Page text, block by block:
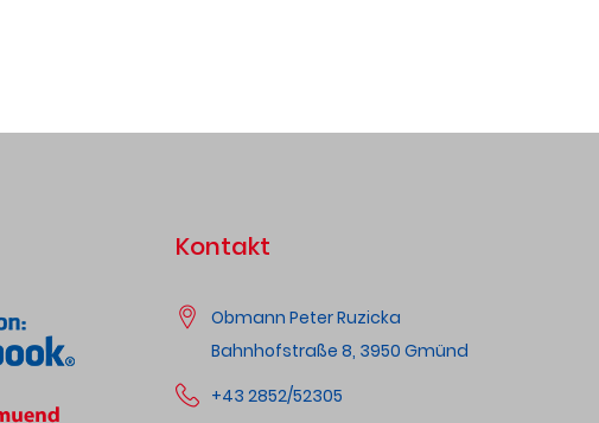
Kontakt
Obmann Peter Ruzicka
Bahnhofstraße 8, 3950 Gmünd
+43 2852/52305